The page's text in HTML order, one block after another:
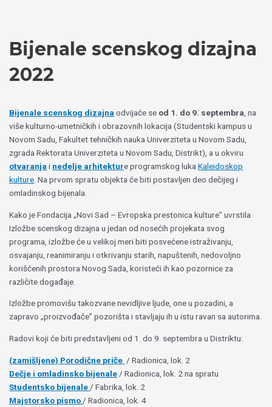
Bijenale scenskog dizajna
2022
Bijenale scenskog dizajna odvijaće se od 1. do 9. septembra , na
više kulturno-umetničkih i obrazovnih lokacija (Studentski kampus u
Novom Sadu, Fakultet tehničkih nauka Univerziteta u Novom Sadu,
zgrada Rektorata Univerziteta u Novom Sadu, Distrikt), a u okviru
otvaranja i nedelje arhitekture programskog lukaKaleidoskop
kulture . Na prvom spratu objekta će biti postavljen deo dečijeg i
omladinskog bijenala.
Kako je Fondacija „Novi Sad – Evropska prestonica kulture” uvrstila
Izložbe scenskog dizajna u jedan od nosećih projekata svog
programa, izložbe će u velikoj meri biti posvećene istraživanju,
osvajanju, reanimiranju i otkrivanju starih, napuštenih, nedovoljno
korišćenih prostora Novog Sada, koristeći ih kao pozornice za
različite događaje.
Izložbe promovišu takozvane nevidljive ljude, one u pozadini, a
zapravo „proizvođače” pozorišta i stavljaju ih u istu ravan sa autorima.
Radovi koji će biti predstavljeni od 1. do 9. septembra u Distriktu:
(zamišljene) Porodične priče / Radionica, lok. 2
Dečje i omladinsko bijenale / Radionica, lok. 2 na spratu
Studentsko bijenale / Fabrika, lok. 2
Majstorsko pismo / Radionica, lok. 4